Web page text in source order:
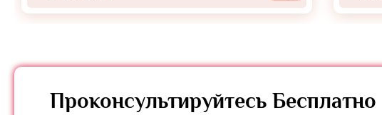
Проконсультируйтесь Бесплатно